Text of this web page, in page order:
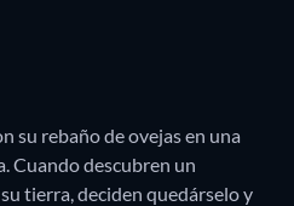
su rebaño de ovejas en una
Cuando descubren un
tierra, deciden quedárselo y